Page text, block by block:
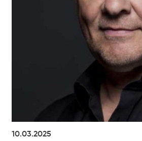
10.03.2025